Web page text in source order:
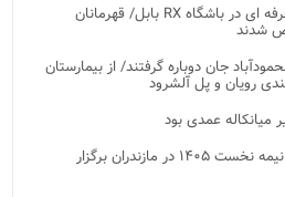
رقابت نفسگیر ۲۰ ورزشکار حرفه ای در باشگاه RX بابل/ قهرمانان
شدند
جان دوباره گرفتند/ از بیمارستان
رویان و پل آلشرود
رویدادهای شاخص هنری در نیمه نخست ۱۴۰۵ در مازندران برگزار